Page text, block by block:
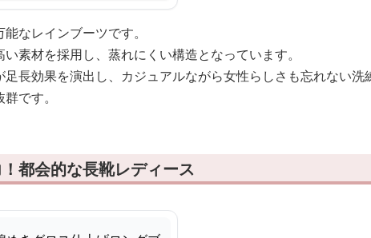
なレインブーツです。
素材を採用し、蒸れにくい構造となっています。
長効果を演出し、カジュアルながら女性らしさも忘れない洗
です。
都会的な長靴レディース